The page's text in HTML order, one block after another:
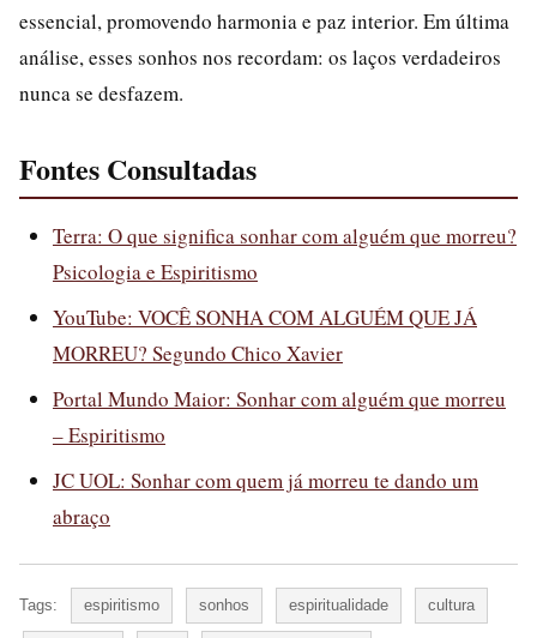
essencial, promovendo harmonia e paz interior. Em última
análise, esses sonhos nos recordam: os laços verdadeiros
nunca se desfazem.
Fontes Consultadas
Terra: O que significa sonhar com alguém que morreu?
Psicologia e Espiritismo
YouTube: VOCÊ SONHA COM ALGUÉM QUE JÁ
MORREU? Segundo Chico Xavier
Portal Mundo Maior: Sonhar com alguém que morreu
– Espiritismo
JC UOL: Sonhar com quem já morreu te dando um
abraço
Tags: espiritismo sonhos espiritualidade cultura